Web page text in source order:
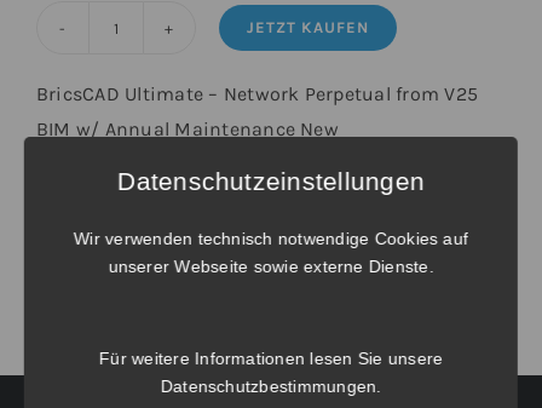
von
inkl.
Wartung
JETZT KAUFEN
BricsCAD Ultimate – Network Perpetual from V25
BIM w/ Annual Maintenance New
Weitere Informationen unterVerlängerungen und Wartungsverträge
Datenschutzeinstellungen
Wir verwenden technisch notwendige Cookies auf
unserer Webseite sowie externe Dienste.
Für weitere Informationen lesen Sie unsere
Datenschutzbestimmungen